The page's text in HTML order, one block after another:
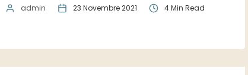
admin 23 Novembre 2021 4 Min Read